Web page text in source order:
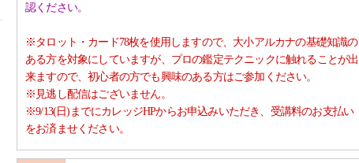
認ください。
※タロット・カード78枚を使用しますので、 大小アルカナの基礎知識の
ある方を対象にしていますが、 プロの鑑定テクニックに触れることが出
来ますので、初心者の方でも興味のある方はご参加ください。
※見逃し配信はございません。
※9/13(日)までにカレッジHPからお申込みいただき、受講料のお支払い
をお済ませください。